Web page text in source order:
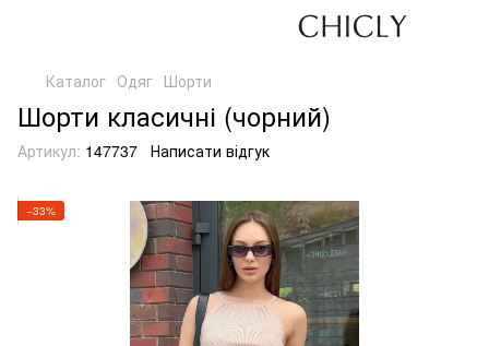
Каталог Одяг Шорти
Шорти класичні (чорний)
Артикул: 147737 Написати відгук
−33%